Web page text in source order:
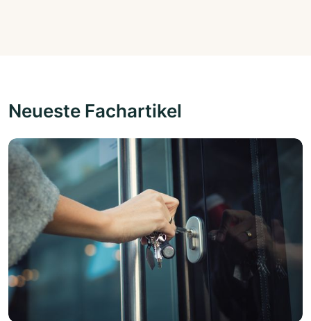
Neueste Fachartikel